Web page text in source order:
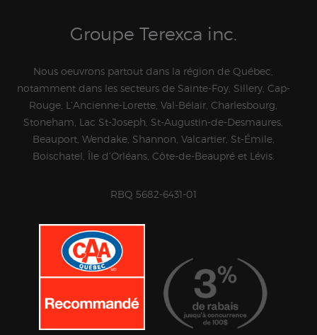
Groupe Terexca inc.
Nous oeuvrons partout dans la région de Québec,
notamment dans les secteurs de Sainte-Foy, Sillery, Cap-
Rouge, L’Ancienne-Lorette, Val-Bélair, Charlesbourg,
Stoneham, Lac St-Joseph, St-Augustin-de-Desmaures,
Beauport, Wendake, Shannon, Valcartier, St-Émile,
Boischatel, Île d’Orléans, Côte-de-Beaupré et Lévis.
RBQ 5682-6431-01